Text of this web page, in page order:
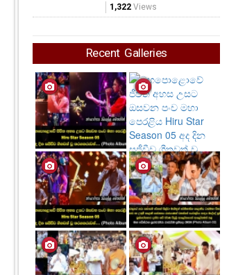
1,322 Views
Recent Galleries